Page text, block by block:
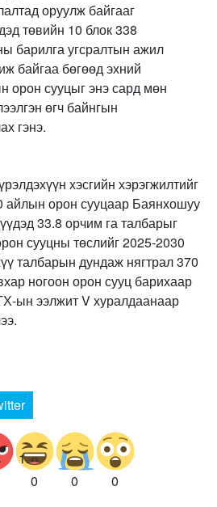
оруулж байгааг
төвийн 10 блок 338
барилга угсралтын ажил
байгаа бөгөөд эхний
орон сууцыг энэ сард мөн
өгч байнгын
гэнэ.
хэсгийн хэрэгжилтийг
айлын орон сууцаар Баянхошуу
33.8 орчим га талбарыг
сууцны төслийг 2025-2030
талбарын дундаж нягтрал 370
ногоон орон сууц барихаар
ын ээлжит V хуралдаанаар
0 0 0